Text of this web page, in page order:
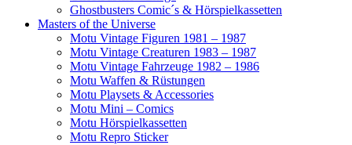
Ghostbusters Comic´s & Hörspielkassetten
Masters of the Universe
Motu Vintage Figuren 1981 – 1987
Motu Vintage Creaturen 1983 – 1987
Motu Vintage Fahrzeuge 1982 – 1986
Motu Waffen & Rüstungen
Motu Playsets & Accessories
Motu Mini – Comics
Motu Hörspielkassetten
Motu Repro Sticker